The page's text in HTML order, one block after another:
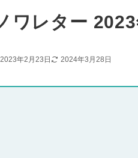
ワレター
2023年2月23日 2024年3月28日